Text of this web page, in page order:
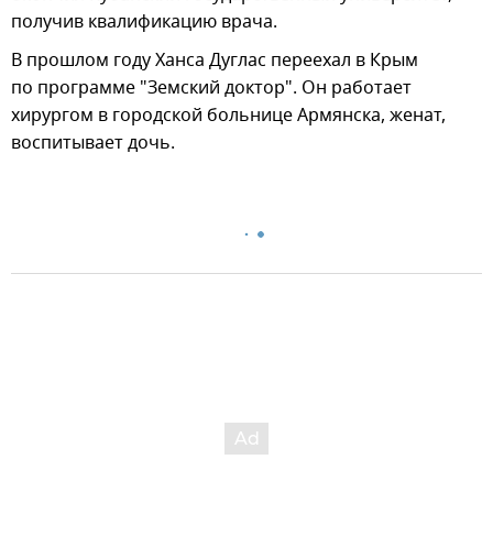
получив квалификацию врача.
В прошлом году Ханса Дуглас переехал в Крым
по программе "Земский доктор". Он работает
хирургом в городской больнице Армянска, женат,
воспитывает дочь.